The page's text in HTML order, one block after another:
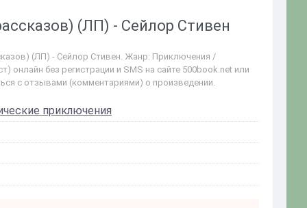
(ЛП) - Сейлор Стивен
(ЛП) - Сейлор Стивен. Жанр: Приключения /
без регистрации и SMS на сайте 500book.net или
с отзывами (комментариями) о произведении.
приключения